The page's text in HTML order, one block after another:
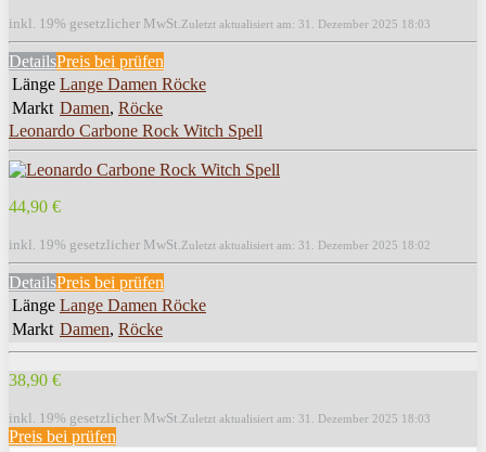
inkl. 19% gesetzlicher MwSt. Zuletzt aktualisiert am: 31. Dezember 2025 18:03
DetailsPreis bei prüfen
Länge Lange Damen Röcke
Markt Damen, Röcke
Leonardo Carbone Rock Witch Spell
44,90 €
inkl. 19% gesetzlicher MwSt. Zuletzt aktualisiert am: 31. Dezember 2025 18:02
DetailsPreis bei prüfen
Länge Lange Damen Röcke
Markt Damen, Röcke
38,90 €
inkl. 19% gesetzlicher MwSt. Zuletzt aktualisiert am: 31. Dezember 2025 18:03
Preis bei prüfen